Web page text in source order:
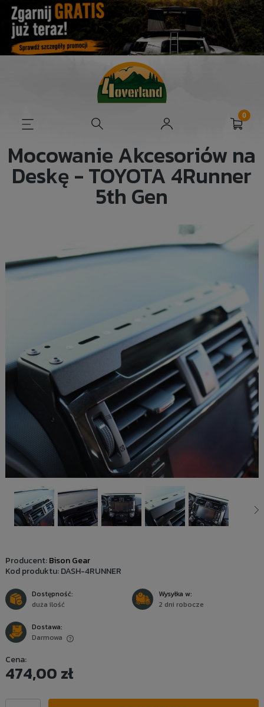
Mocowanie Akcesoriów na
Deskę - TOYOTA 4Runner
5th Gen
Producent:Bison Gear
Kod produktu:DASH-4RUNNER
Dostępność:
duża ilość
Wysyłka w:
2 dni robocze
Dostawa:
Darmowa
Cena:
474,00 zł